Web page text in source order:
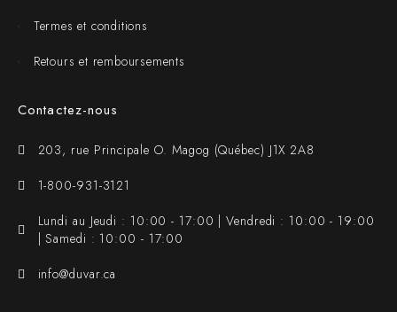
Termes et conditions
Retours et remboursements
Contactez-nous
203, rue Principale O. Magog (Québec) J1X 2A8
1-800-931-3121
Lundi au Jeudi : 10:00 - 17:00 | Vendredi : 10:00 - 19:00
| Samedi : 10:00 - 17:00
info@duvar.ca